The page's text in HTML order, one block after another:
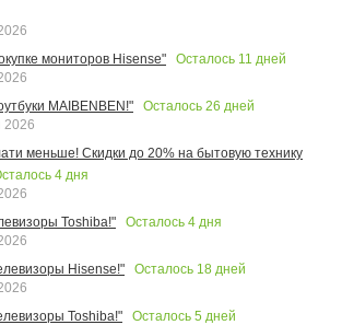
мониторов Hisense"
Осталось 11 дней
MAIBENBEN!"
Осталось 26 дней
2026
меньше! Скидки до 20% на бытовую технику
4 дня
Toshiba!"
Осталось 4 дня
Hisense!"
Осталось 18 дней
Toshiba!"
Осталось 5 дней